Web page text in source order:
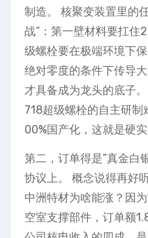
制造。 核聚变装置里的
战”：第一壁材料要扛
级螺栓要在极端环境下
绝对零度的条件下传导
才具备成为龙头的底子
718超级螺栓的自主研制
00%国产化，这就是硬
第二，订单得是”真金白
协议上。 概念说得再好
中洲特材为啥能涨？因
空室支撑部件，订单额